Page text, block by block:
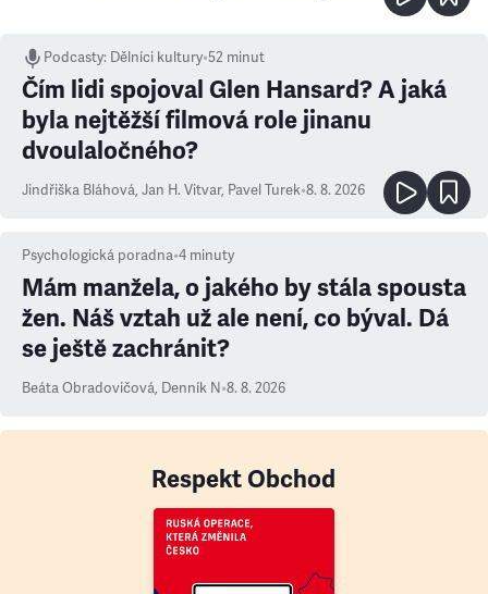
Podcasty: Dělníci kultury•52 minut
Čím lidi spojoval Glen Hansard? A jaká
byla nejtěžší filmová role jinanu
dvoulaločného?
Jindřiška Bláhová, Jan H. Vitvar, Pavel Turek•8. 8. 2026
Psychologická poradna•4 minuty
Mám manžela, o jakého by stála spousta
žen. Náš vztah už ale není, co býval. Dá
se ještě zachránit?
Beáta Obradovičová, Denník N•8. 8. 2026
Respekt Obchod